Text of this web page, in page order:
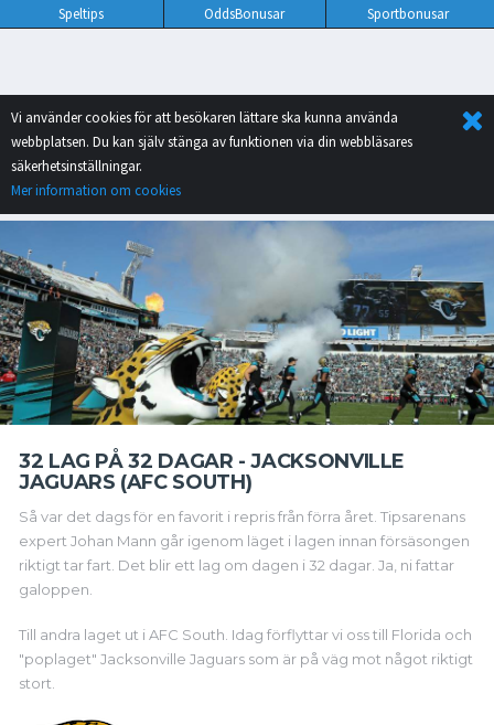
Speltips OddsBonusar Sportbonusar
Vi använder cookies för att besökaren lättare ska kunna använda
webbplatsen. Du kan själv stänga av funktionen via din webbläsares
säkerhetsinställningar.
Mer information om cookies
32 LAG PÅ 32 DAGAR - JACKSONVILLE
JAGUARS (AFC SOUTH)
Så var det dags för en favorit i repris från förra året. Tipsarenans
expert Johan Mann går igenom läget i lagen innan försäsongen
riktigt tar fart. Det blir ett lag om dagen i 32 dagar. Ja, ni fattar
galoppen.
Till andra laget ut i AFC South. Idag förflyttar vi oss till Florida och
"poplaget" Jacksonville Jaguars som är på väg mot något riktigt
stort.